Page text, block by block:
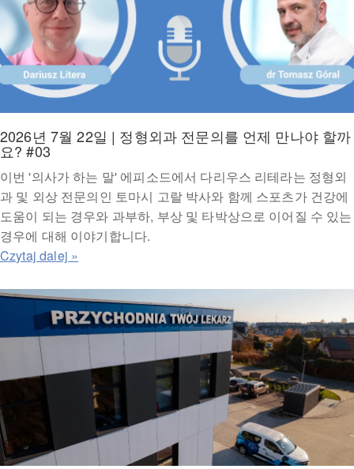
2026년 7월 22일 | 정형외과 전문의를 언제 만나야 할까
요? #03
이번 '의사가 하는 말' 에피소드에서 다리우스 리테라는 정형외
과 및 외상 전문의인 토마시 고랄 박사와 함께 스포츠가 건강에
도움이 되는 경우와 과부하, 부상 및 타박상으로 이어질 수 있는
경우에 대해 이야기합니다.